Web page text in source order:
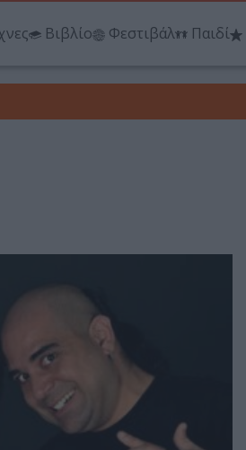
Βιβλίο Φεστιβάλ Παιδί